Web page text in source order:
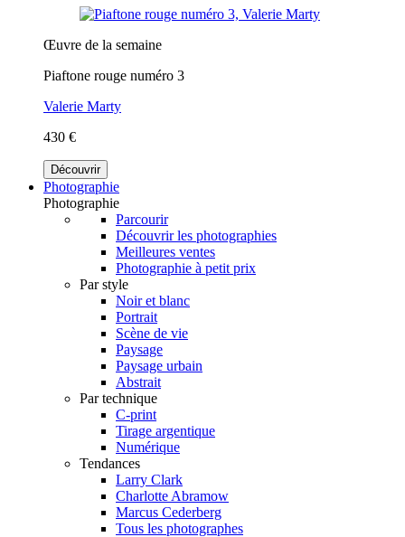
Œuvre de la semaine
Piaftone rouge numéro 3
Valerie Marty
430 €
Découvrir
Photographie
Photographie
Parcourir
Découvrir les photographies
Meilleures ventes
Photographie à petit prix
Par style
Noir et blanc
Portrait
Scène de vie
Paysage
Paysage urbain
Abstrait
Par technique
C-print
Tirage argentique
Numérique
Tendances
Larry Clark
Charlotte Abramow
Marcus Cederberg
Tous les photographes